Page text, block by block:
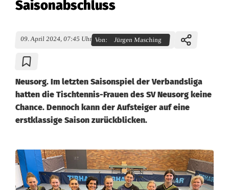
Saisonabschluss
09. April 2024, 07:45 Uhr Von: Jürgen Masching
Neusorg. Im letzten Saisonspiel der Verbandsliga
hatten die Tischtennis-Frauen des SV Neusorg keine
Chance. Dennoch kann der Aufsteiger auf eine
erstklassige Saison zurückblicken.
N
e